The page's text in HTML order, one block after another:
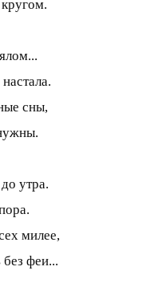
сны,
утра.
милее,
феи...